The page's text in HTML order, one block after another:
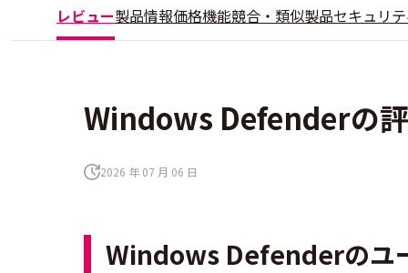
レビュー製品情報価格機能競合・類似製品セキュリ
Windows Defenderの
2026 年 07 月 06 日
Windows Defenderのユ